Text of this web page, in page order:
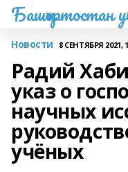
Башҡортостан
Новости 8 СЕНТЯБРЯ 2021,
Радий
указ о
научных
учёных